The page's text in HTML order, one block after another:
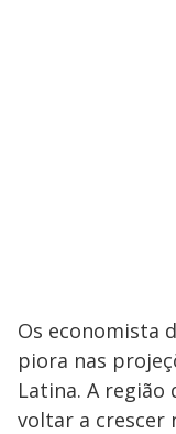
Os economista
piora nas
Latina. A região
voltar a crescer